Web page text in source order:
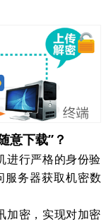
意下载”？
进行严格的身份验
服务器获取机密数
加密，实现对加密